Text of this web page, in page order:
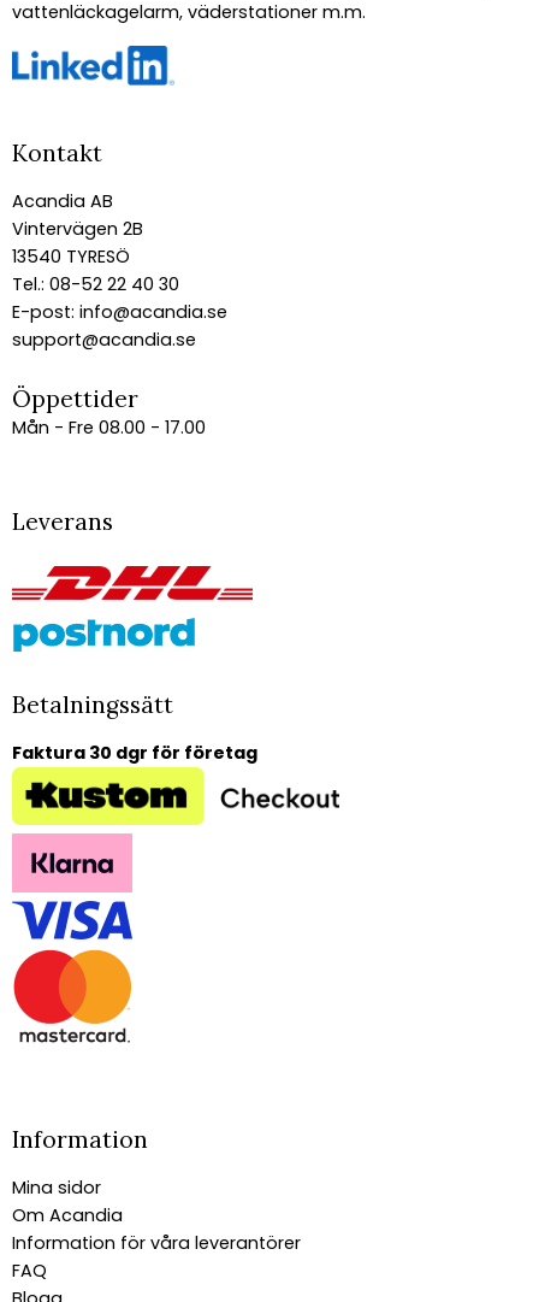
vattenläckagelarm, väderstationer m.m.
Kontakt
Acandia AB
Vintervägen 2B
13540 TYRESÖ
Tel.: 08-52 22 40 30
E-post: info@acandia.se
support@acandia.se
Öppettider
Mån - Fre 08.00 - 17.00
Leverans
Betalningssätt
Faktura 30 dgr för företag
Information
Mina sidor
Om Acandia
Information för våra leverantörer
FAQ